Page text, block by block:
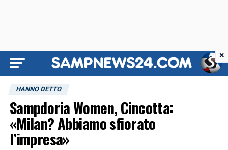
HANNO DETTO
Sampdoria Women, Cincotta:
«Milan? Abbiamo sfiorato
l’impresa»
×